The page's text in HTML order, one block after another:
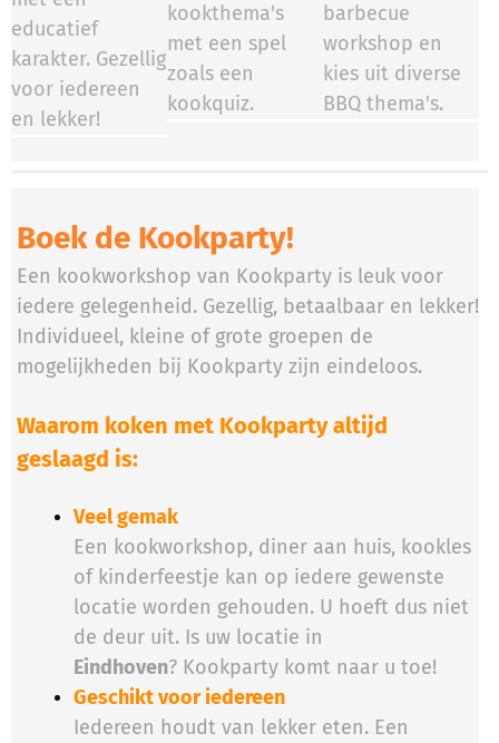
educatief
karakter. Gezellig
voor iedereen
en lekker!
kookthema's
met een spel
zoals een
kookquiz.
barbecue
workshop en
kies uit diverse
BBQ thema's.
Boek de Kookparty!
Een kookworkshop van Kookparty is leuk voor
iedere gelegenheid. Gezellig, betaalbaar en lekker!
Individueel, kleine of grote groepen de
mogelijkheden bij Kookparty zijn eindeloos.
Waarom koken met Kookparty altijd
geslaagd is:
Veel gemak
Een kookworkshop, diner aan huis, kookles
of kinderfeestje kan op iedere gewenste
locatie worden gehouden. U hoeft dus niet
de deur uit. Is uw locatie in
Eindhoven? Kookparty komt naar u toe!
Geschikt voor iedereen
Iedereen houdt van lekker eten. Een